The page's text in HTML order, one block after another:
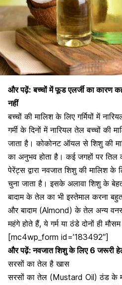
और पढ़ें: बच्चों में फूड एलर्जी का कारण
नहीं
बच्चों की मालिश के लिए गर्मियों में
गर्मी के दिनों में नारियल तेल बच्चों की
जाता है।कोकोनट ऑयल से शिशु की
का अनुभव होता है। कई जगहों परतिल
पेरेंट्स द्वारा नवजात शिशु की मालिश
चुना जाता है। इसके अलावा शिशु के
बादामके तेल का भी इस्तेमाल करना
और बादाम (Almond) के तेल अन्य
महंगे होते हैं, ये गर्म या ठंडे दोनों ही
[mc4wp_form id=’183492″]
और पढ़ें:नवजात शिशु के लिए 6 जरूरी
सरसों का तेल है खास
सरसों का तेल (Mustard Oil) ठंड के